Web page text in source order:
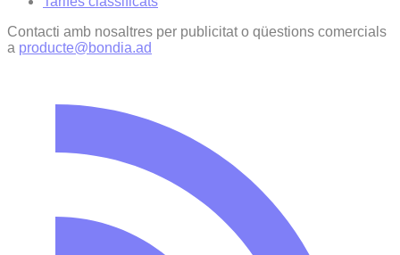
Contacti amb nosaltres per publicitat o qüestions comercials
a producte@bondia.ad